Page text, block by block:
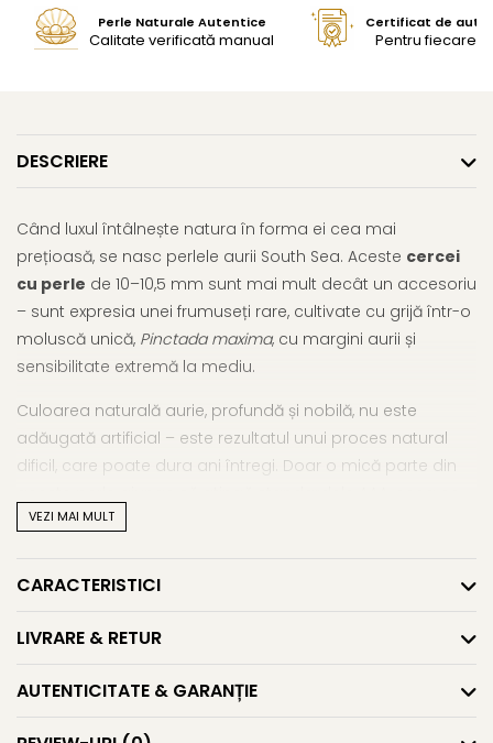
Perle Naturale Autentice
Calitate verificată manual
Certificat de
Pentru fiecare
DESCRIERE
Când luxul întâlnește natura în forma ei cea mai
prețioasă, se nasc perlele aurii South Sea. Aceste cercei
cu perle de 10–10,5 mm sunt mai mult decât un accesoriu
– sunt expresia unei frumuseți rare, cultivate cu grijă într-o
moluscă unică, Pinctada maxima, cu margini aurii și
sensibilitate extremă la mediu.
Culoarea naturală aurie, profundă și nobilă, nu este
adăugată artificial – este rezultatul unui proces natural
dificil, care poate dura ani întregi. Doar o mică parte din
face ca bijuteriile cu South Sea să fie extrem de rare și
depășească valori de ordinul zecilor sau sutelor de mii de
Montura realizată din
frumusețea naturală a perlei. Acești
sunt bijuterii de colecție – creați pentru femeile
VEZI MAI MULT
CARACTERISTICI
LIVRARE & RETUR
AUTENTICITATE & GARANȚIE